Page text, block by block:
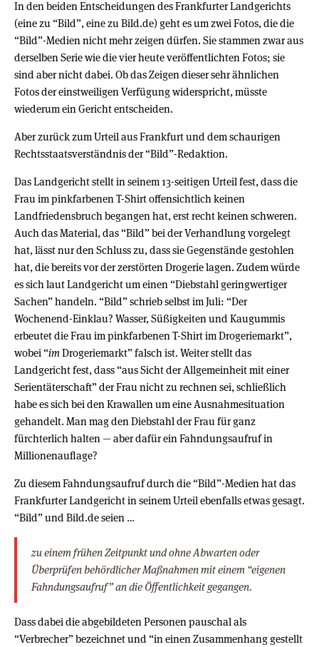
In den beiden Entscheidungen des Frankfurter Landgerichts
(eine zu “Bild”, eine zu Bild.de) geht es um zwei Fotos, die die
“Bild”-Medien nicht mehr zeigen dürfen. Sie stammen zwar aus
derselben Serie wie die vier heute veröffentlichten Fotos; sie
sind aber nicht dabei. Ob das Zeigen dieser sehr ähnlichen
Fotos der einstweiligen Verfügung widerspricht, müsste
wiederum ein Gericht entscheiden.
Aber zurück zum Urteil aus Frankfurt und dem schaurigen
Rechtsstaatsverständnis der “Bild”-Redaktion.
Das Landgericht stellt in seinem 13-seitigen Urteil fest, dass die
Frau im pinkfarbenen T-Shirt offensichtlich keinen
Landfriedensbruch begangen hat, erst recht keinen schweren.
Auch das Material, das “Bild” bei der Verhandlung vorgelegt
hat, lässt nur den Schluss zu, dass sie Gegenstände gestohlen
hat, die bereits vor der zerstörten Drogerie lagen. Zudem würde
es sich laut Landgericht um einen “Diebstahl geringwertiger
Sachen” handeln. “Bild” schrieb selbst im Juli: “Der
Wochenend-Einklau? Wasser, Süßigkeiten und Kaugummis
erbeutet die Frau im pinkfarbenen T-Shirt im Drogeriemarkt”,
wobei “im Drogeriemarkt” falsch ist. Weiter stellt das
Landgericht fest, dass “aus Sicht der Allgemeinheit mit einer
Serientäterschaft” der Frau nicht zu rechnen sei, schließlich
habe es sich bei den Krawallen um eine Ausnahmesituation
gehandelt. Man mag den Diebstahl der Frau für ganz
fürchterlich halten — aber dafür ein Fahndungsaufruf in
Millionenauflage?
Zu diesem Fahndungsaufruf durch die “Bild”-Medien hat das
Frankfurter Landgericht in seinem Urteil ebenfalls etwas gesagt.
“Bild” und Bild.de seien …
zu einem frühen Zeitpunkt und ohne Abwarten oder
Überprüfen behördlicher Maßnahmen mit einem “eigenen
Fahndungsaufruf” an die Öffentlichkeit gegangen.
Dass dabei die abgebildeten Personen pauschal als
“Verbrecher” bezeichnet und “in einen Zusammenhang gestellt